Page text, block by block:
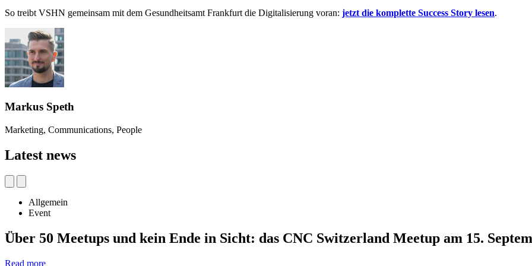
So treibt VSHN gemeinsam mit dem Gesundheitsamt Frankfurt die Digitalisierung voran: jetzt die komplette Success Story lesen.
Markus Speth
Marketing, Communications, People
Latest news
Allgemein
Event
Über 50 Meetups und kein Ende in Sicht: das CNC Switzerland Meetup am 15.
Read more